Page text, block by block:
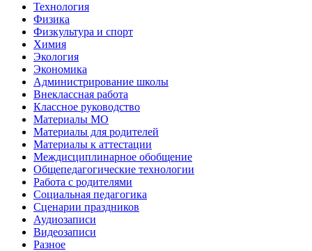
Технология
Физика
Физкультура и спорт
Химия
Экология
Экономика
Администрирование школы
Внеклассная работа
Классное руководство
Материалы МО
Материалы для родителей
Материалы к аттестации
Междисциплинарное обобщение
Общепедагогические технологии
Работа с родителями
Социальная педагогика
Сценарии праздников
Аудиозаписи
Видеозаписи
Разное